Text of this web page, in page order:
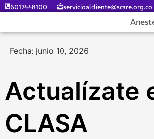
6017448100 servicioalcliente@scare.org.co
Fecha: junio 10, 2026
Actualízate
CLASA